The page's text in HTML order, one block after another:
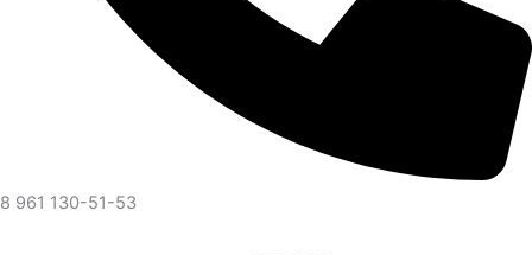
8 961 130-51-53